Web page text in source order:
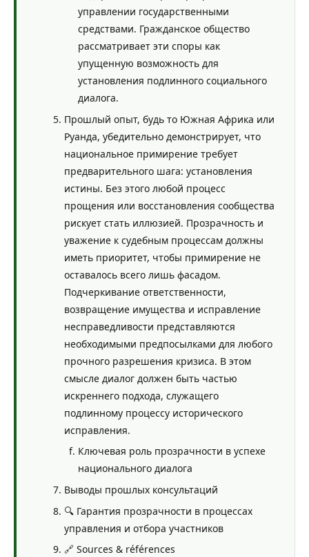
управлении государственными
средствами. Гражданское общество
рассматривает эти споры как
упущенную возможность для
установления подлинного социального
диалога.
Прошлый опыт, будь то Южная Африка или
Руанда, убедительно демонстрирует, что
национальное примирение требует
предварительного шага: установления
истины. Без этого любой процесс
прощения или восстановления сообщества
рискует стать иллюзией. Прозрачность и
уважение к судебным процессам должны
иметь приоритет, чтобы примирение не
оставалось всего лишь фасадом.
Подчеркивание ответственности,
возвращение имущества и исправление
несправедливости представляются
необходимыми предпосылками для любого
прочного разрешения кризиса. В этом
смысле диалог должен быть частью
искреннего подхода, служащего
подлинному процессу исторического
исправления.
Ключевая роль прозрачности в успехе
национального диалога
Выводы прошлых консультаций
🔍 Гарантия прозрачности в процессах
управления и отбора участников
🔗 Sources & références